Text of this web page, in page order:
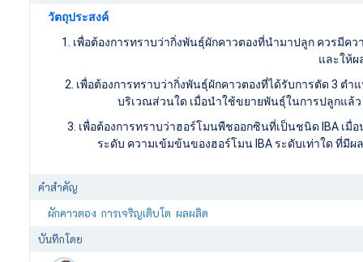
วัตถุประสงค์
1. เพื่อต้องการทราบว่ากิ่งพันธุ์ผักคาวตองที่นำมาปลูก ควรมีค
และให้
2. เพื่อต้องการทราบว่ากิ่งพันธุ์ผักคาวตองที่ได้รับการตัด 3
บริเวณส่วนใด เมื่อนำใช้ขยายพันธุ์ในการปลูกแล้
3. เพื่อต้องการทราบว่าฮอร์โมนพืชออกซินที่เป็นชนิด IBA เ
ระดับ ความเข้มข้นของฮอร์โมน IBA ระดับเท่าใด ที่มี
คำสำคัญ
ผักคาวตอง การเจริญเติบโต ผลผลิต
บันทึกโดย